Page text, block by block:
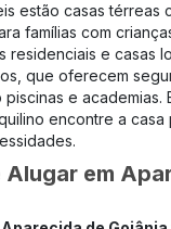
estão casas térreas
famílias com
residenciais e casas
que oferecem
e academias.
encontre a casa
em